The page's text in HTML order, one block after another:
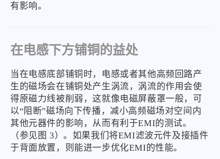
有影响。
在电感下方铺铜的益处
当在电感底部铺铜时，电感或者其他高频回路产
生的磁场会在铺铜处产生涡流，涡流的作用会使
得原磁力线被削弱，这就像电磁屏蔽罩一般，可
以“阻断”磁场向下传播，减小高频磁场对空间内
其他元器件的影响，从而有利于EMI的测试。
（参见图 3）。如果我们将EMI滤波元件及接插件
于背面放置，则能进一步优化EMI的性能。